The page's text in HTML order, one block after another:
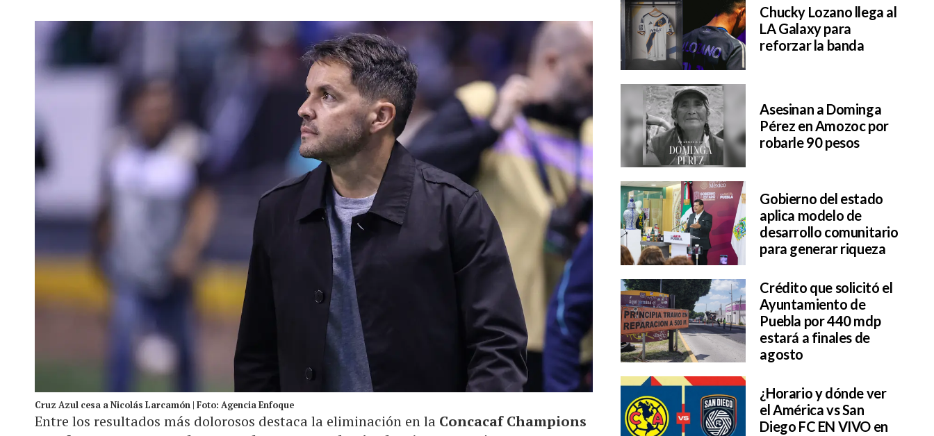
Cruz Azul cesa a Nicolás Larcamón | Foto: Agencia Enfoque
Entre los resultados más dolorosos destaca la eliminación en la Concacaf Champions
Chucky Lozano llega al
LA Galaxy para
reforzar la banda
Asesinan a Dominga
Pérez en Amozoc por
robarle 90 pesos
Gobierno del estado
aplica modelo de
desarrollo comunitario
para generar riqueza
Crédito que solicitó el
Ayuntamiento de
Puebla por 440 mdp
estará a finales de
agosto
¿Horario y dónde ver
el América vs San
Diego FC EN VIVO en